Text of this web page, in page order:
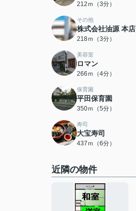
212ｍ（3分）
その他
株式会社油源 本店
218ｍ（3分）
美容室
ロマン
266ｍ（4分）
保育園
平田保育園
350ｍ（5分）
寿司
大宝寿司
437ｍ（6分）
近隣の物件